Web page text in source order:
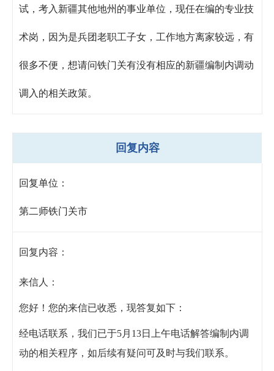
试，考入新疆其他地州的事业单位，现任在编的专业技
术岗，因为是兵团老职工子女，工作地方离家较远，有
很多不便，想请问铁门关有没有相应的新疆编制内调动
调入的相关政策。
回复内容
回复单位：
第二师铁门关市
回复内容：
来信人：
您好！您的来信已收悉，现答复如下：
经电话联系，我们已于5月13日上午电话解答编制内调
动的相关程序，如后续有疑问可及时与我们联系。